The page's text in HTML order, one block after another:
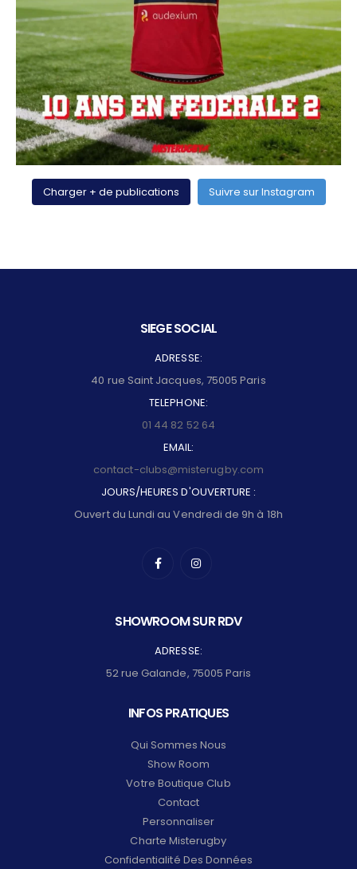
Charger + de publications Suivre sur Instagram
SIEGE SOCIAL
ADRESSE:
40 rue Saint Jacques, 75005 Paris
TELEPHONE:
01 44 82 52 64
EMAIL:
contact-clubs@misterugby.com
JOURS/HEURES D'OUVERTURE :
Ouvert du Lundi au Vendredi de 9h à 18h
SHOWROOM SUR RDV
ADRESSE:
52 rue Galande, 75005 Paris
INFOS PRATIQUES
Qui Sommes Nous
Show Room
Votre Boutique Club
Contact
Personnaliser
Charte Misterugby
Confidentialité Des Données